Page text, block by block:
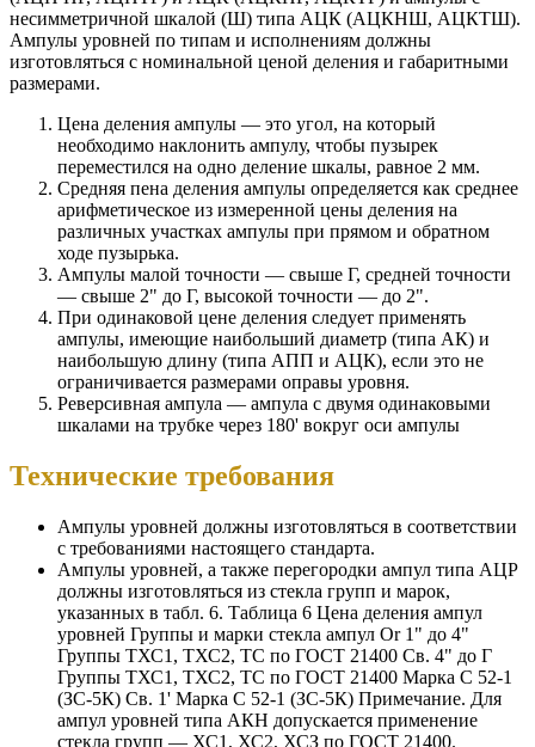
несимметричной шкалой (Ш) типа АЦК (АЦКНШ, АЦКТШ).
Ампулы уровней по типам и исполнениям должны
изготовляться с номинальной ценой деления и габаритными
размерами.
Цена деления ампулы — это угол, на который
необходимо наклонить ампулу, чтобы пузырек
переместился на одно деление шкалы, равное 2 мм.
Средняя пена деления ампулы определяется как среднее
арифметическое из измеренной цены деления на
различных участках ампулы при прямом и обратном
ходе пузырька.
Ампулы малой точности — свыше Г, средней точности
— свыше 2" до Г, высокой точности — до 2".
При одинаковой цене деления следует применять
ампулы, имеющие наибольший диаметр (типа АК) и
наибольшую длину (типа АПП и АЦК), если это не
ограничивается размерами оправы уровня.
Реверсивная ампула — ампула с двумя одинаковыми
шкалами на трубке через 180' вокруг оси ампулы
Технические требования
Ампулы уровней должны изготовляться в соответствии
с требованиями настоящего стандарта.
Ампулы уровней, а также перегородки ампул типа АЦР
должны изготовляться из стекла групп и марок,
указанных в табл. 6. Таблица 6 Цена деления ампул
уровней Группы и марки стекла ампул Or 1" до 4"
Группы ТХС1, ТХС2, ТС по ГОСТ 21400 Св. 4" до Г
Группы ТХС1, ТХС2, ТС по ГОСТ 21400 Марка С 52-1
(ЗС-5К) Св. 1' Марка С 52-1 (ЗС-5К) Примечание. Для
ампул уровней типа АКН допускается применение
стекла групп — ХС1, ХС2, ХСЗ по ГОСТ 21400.